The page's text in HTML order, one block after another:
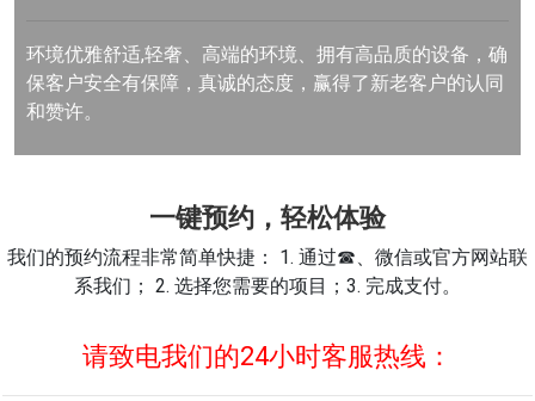
环境优雅舒适,轻奢、高端的环境、拥有高品质的设备，确
保客户安全有保障，真诚的态度，赢得了新老客户的认同
和赞许。
一键预约，轻松体验
我们的预约流程非常简单快捷： 1. 通过☎、微信或官方网站联
系我们； 2. 选择您需要的项目；3. 完成支付。
请致电我们的24小时客服热线：